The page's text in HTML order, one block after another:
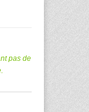
pas de